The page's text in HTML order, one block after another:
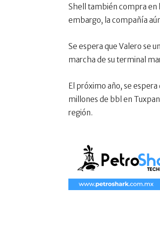
Shell también compra en
embargo, la compañía
Se espera que Valero se
marcha de su terminal
El próximo año, se
millones de bbl en
región.